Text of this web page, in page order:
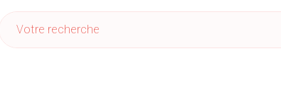
Rechercher un produit ou un contenu